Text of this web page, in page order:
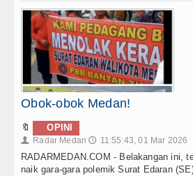
Obok-obok Medan!
🔖 OPINI
👤 Radar Medan 🕔 11:55:43, 01 Mar 2026
RADARMEDAN.COM - Belakangan ini,
naik gara-gara polemik Surat Edaran